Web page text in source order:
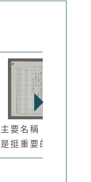
主要名稱：天空，不
是挺重要的